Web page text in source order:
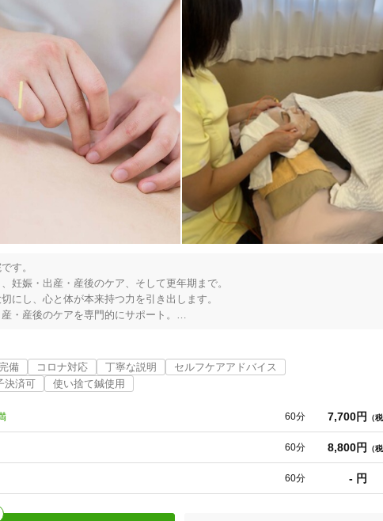
す。
妊娠・出産・産後のケア、そして更年期まで。
にし、心と体が本来持つ力を引き出します。
・産後のケアを専門的にサポート。
ーイングをサポート。
がち」——そんなあなたに、ほっとできる時間と空間を。
す。
いきましょう。
備 コロナ対応 丁寧な説明
セルフケアアドバイス
決済可 使い捨て鍼使用
60分 7,700円 （
60分 8,800円 （
60分 - 円